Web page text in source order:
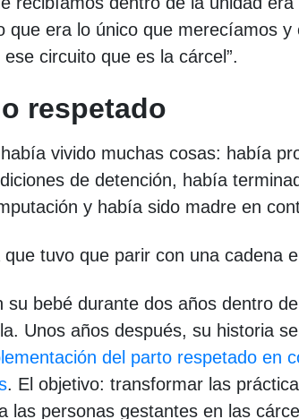
que era lo único que merecíamos
circuito que es la cárcel”.
respetado
vivido muchas cosas: había
de detención, había
y había sido madre en
tuvo que parir con una cadena
su bebé durante dos años dentro
Unos años después, su historia
del parto respetado en
. El objetivo: transformar las
las personas gestantes en las